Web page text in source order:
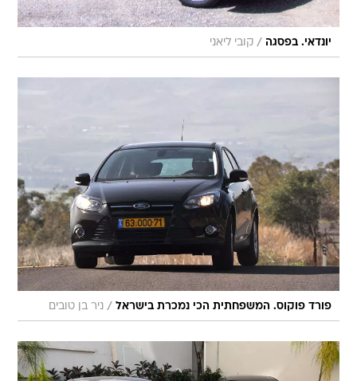
יונדאי. בפסגה / קובי ליאני
פורד פוקוס. המשפחתית הכי נמכרת בישראל / ניר בן טובים